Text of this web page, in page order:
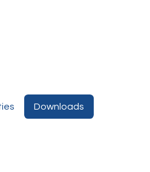
Downloads